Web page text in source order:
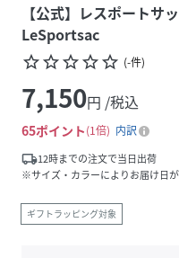
【公式】レスポートサ
LeSportsac
star_borderstar_borderstar_borderstar_borderstar_border (-件)
7,150円 /税込
65ポイント 1倍
内訳
local_shipping12時までの注文で当日出荷
※サイズ・カラーによりお届け日が
ギフトラッピング対象